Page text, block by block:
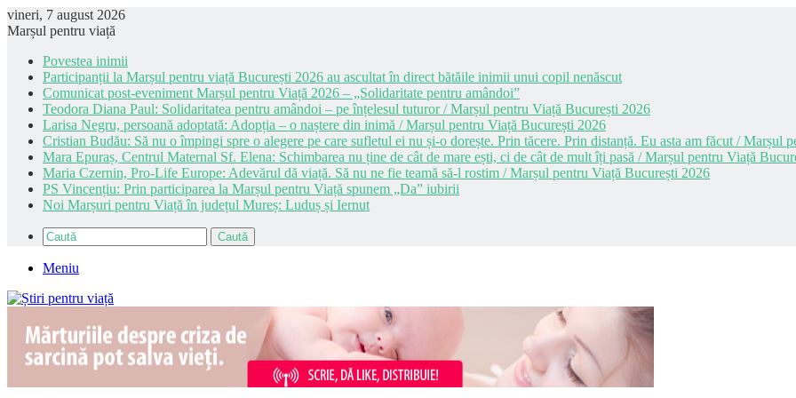
vineri, 7 august 2026
Marșul pentru viață
Povestea inimii
Participanții la Marșul pentru viață București 2026 au ascultat în direct bătăile inimii unui copil nenăscut
Comunicat post-eveniment Marșul pentru Viață 2026 – „Solidaritate pentru amândoi”
Teodora Diana Paul: Solidaritatea pentru amândoi – pe înțelesul tuturor / Marșul pentru Viață București 2026
Larisa Negru, persoană adoptată: Adopția – o naștere din inimă / Marșul pentru Viață București 2026
Cristian Budău: Să nu o împingi spre o alegere pe care sufletul ei nu și-o dorește. Prin tăcere. Prin distanță. Eu asta am făcut / Marșul
Mara Epuraș, Centrul Maternal Sf. Elena: Schimbarea nu ține de cât de mare ești, ci de cât de mult îți pasă / Marșul pentru Viață
Maria Czernin, Pro-Life Europe: Adevărul dă viață. Să nu ne fie teamă să-l rostim / Marșul pentru Viață București 2026
PS Vincențiu: Prin participarea la Marșul pentru Viață spunem „Da” iubirii
Noi Marșuri pentru Viață în județul Mureș: Luduș și Iernut
Caută
Meniu